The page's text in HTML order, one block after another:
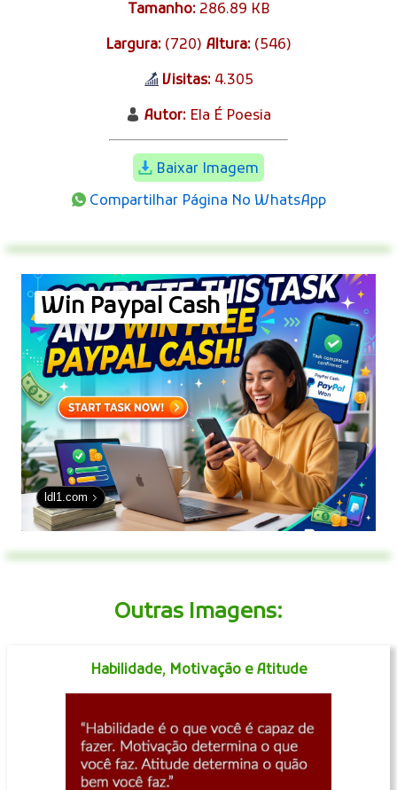
Tamanho:286.89 KB
Largura: (720) Altura: (546)
Visitas:4.305
Autor: Ela É Poesia
Baixar Imagem
Compartilhar Página No WhatsApp
Win Paypal Cash
ldl1.com
Outras Imagens:
Habilidade, Motivação e Atitude